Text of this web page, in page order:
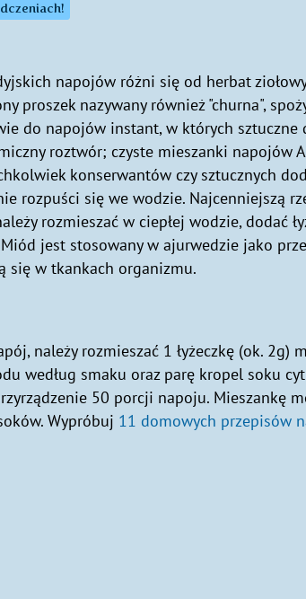
napojów różni się od herbat
proszek nazywany również "churna",
do napojów instant, w których sztuczne
roztwór; czyste mieszanki napojów
konserwantów czy sztucznych
rozpuści się we wodzie. Najcenniejszą
rozmieszać w ciepłej wodzie, dodać
jest stosowany w ajurwedzie jako
się w tkankach organizmu.
należy rozmieszać 1 łyżeczkę (ok. 2g)
według smaku oraz parę kropel soku
50 porcji napoju. Mieszankę
Wypróbuj 11 domowych przepisów